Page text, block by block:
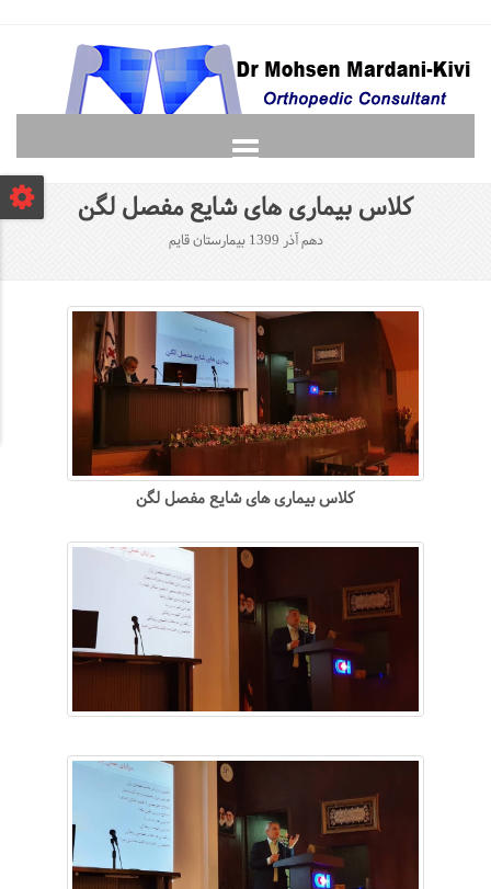
دانشجویان
پرسش و پاسخ
کلاس بیماری های شایع مفصل لگن
دهم آذر 1399 بیمارستان قايم
کلاس بیماری های شایع مفصل لگن